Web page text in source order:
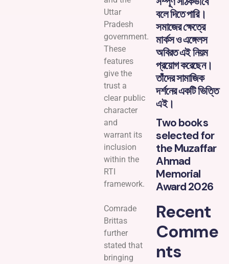
Uttar
Pradesh
government.
These
features
give the
trust a
clear public
character
and
warrant its
inclusion
within the
RTI
framework.
Comrade
Brittas
further
stated that
bringing
বলে দিতে পারি।
সমাজের ক্ষেত্রে
মার্কস ও এঙ্গেলস
অবিরত এই নিয়ম
প্রয়োগ করেছেন।
তাঁদের সামাজিক
দর্শনের একটি ভিত্তি
এই।
Two books
selected for
the Muzaffar
Ahmad
Memorial
Award 2026
Recent
Comme
nts